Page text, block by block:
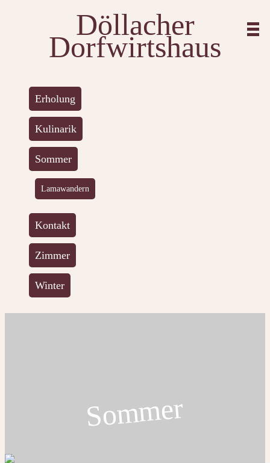
Döllacher
Dorfwirtshaus
Erholung
Kulinarik
Sommer
Lamawandern
Kontakt
Zimmer
Winter
Sommer